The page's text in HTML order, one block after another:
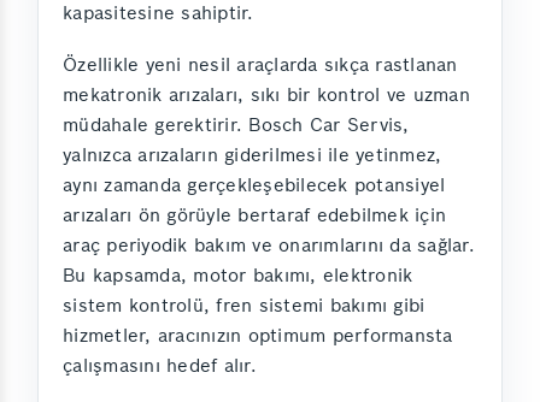
kapasitesine sahiptir.
Özellikle yeni nesil araçlarda sıkça rastlanan
mekatronik arızaları, sıkı bir kontrol ve uzman
müdahale gerektirir. Bosch Car Servis,
yalnızca arızaların giderilmesi ile yetinmez,
aynı zamanda gerçekleşebilecek potansiyel
arızaları ön görüyle bertaraf edebilmek için
araç periyodik bakım ve onarımlarını da sağlar.
Bu kapsamda, motor bakımı, elektronik
sistem kontrolü, fren sistemi bakımı gibi
hizmetler, aracınızın optimum performansta
çalışmasını hedef alır.